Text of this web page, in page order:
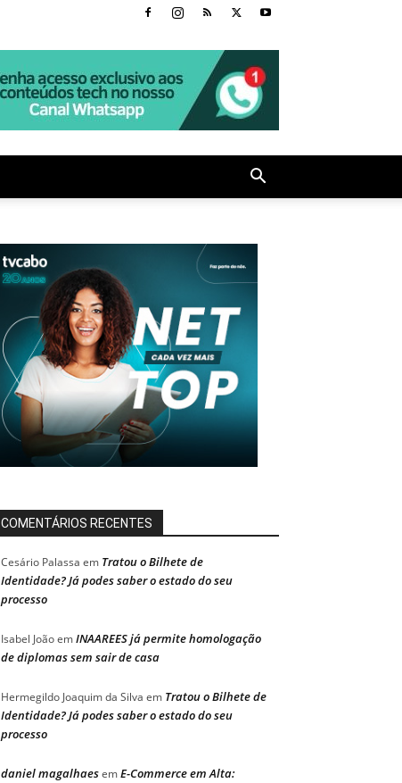
COMENTÁRIOS RECENTES
Cesário Palassa em Tratou o Bilhete de
Identidade? Já podes saber o estado do seu
processo
Isabel JoãoemINAAREES já permite homologação
de diplomas sem sair de casa
Hermegildo Joaquim da Silva em Tratou o Bilhete de
Identidade? Já podes saber o estado do seu
processo
daniel magalhaesemE-Commerce em Alta: